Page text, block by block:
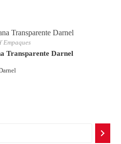
Empaques
Transparente Darnel